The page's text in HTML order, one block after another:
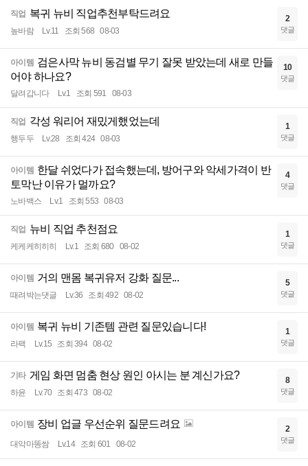
직업 복귀 뉴비 직업추천부탁드려요
높바람 Lv.11 조회 568 08-03
2
댓글
아이템 검은사막 뉴비 동검별 무기 잘못 받았는데 새로 만들
어야 하나요?
달려갑니다 Lv.1 조회 591 08-03
10
댓글
직업 각성 워리어 재밌게했었는데
행두두 Lv.28 조회 424 08-03
1
댓글
아이템 한달 쉬었다가 접속했는데, 방어구와 악세가격이 반
토막난 이유가 멀까요?
노바백스 Lv.1 조회 553 08-03
4
댓글
직업 뉴비 직업 추천점요
케케케히히히 Lv.1 조회 680 08-02
1
댓글
아이템 거의 맨몸 복귀유저 강화 질문...
때려박는댓글 Lv.36 조회 492 08-02
5
댓글
아이템 복귀 뉴비 기존템 관련 질문있습니다!
라팩 Lv.15 조회 394 08-02
1
댓글
기타 게임 화면 멈춤 현상 원인 아시는 분 계신가요?
하윤 Lv.70 조회 473 08-02
8
댓글
아이템 장비 업글 우선순위 질문드려요
대악마똥쌈 Lv.14 조회 601 08-02
2
댓글